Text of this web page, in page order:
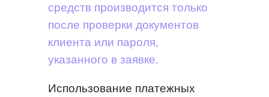
средств производится только
после проверки документов
клиента или пароля,
указанного в заявке.
Использование платежных